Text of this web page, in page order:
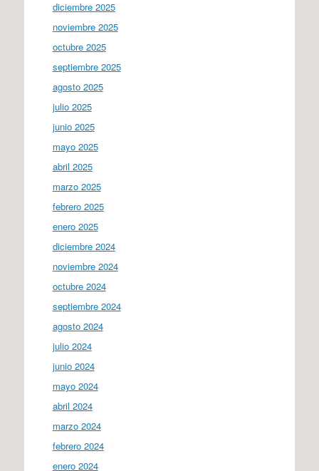
diciembre 2025
noviembre 2025
octubre 2025
septiembre 2025
agosto 2025
julio 2025
junio 2025
mayo 2025
abril 2025
marzo 2025
febrero 2025
enero 2025
diciembre 2024
noviembre 2024
octubre 2024
septiembre 2024
agosto 2024
julio 2024
junio 2024
mayo 2024
abril 2024
marzo 2024
febrero 2024
enero 2024